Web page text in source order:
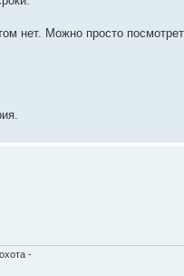
нет. Можно просто
-